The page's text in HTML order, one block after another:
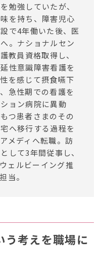
勉強していたが、
を持ち、障害児心
で4年働いた後、医
。ナショナルセン
教員資格取得し、
性意識障害看護を
を感じて摂食嚥下
急性期での看護を
ョン病院に異動
つ患者さまのその
へ移行する過程を
メディへ転職。訪
して3年間従事し、
ェルビーイング推
当。
う考えを職場に